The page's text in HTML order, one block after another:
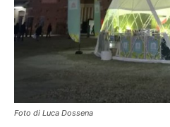
Foto di Luca Dossena